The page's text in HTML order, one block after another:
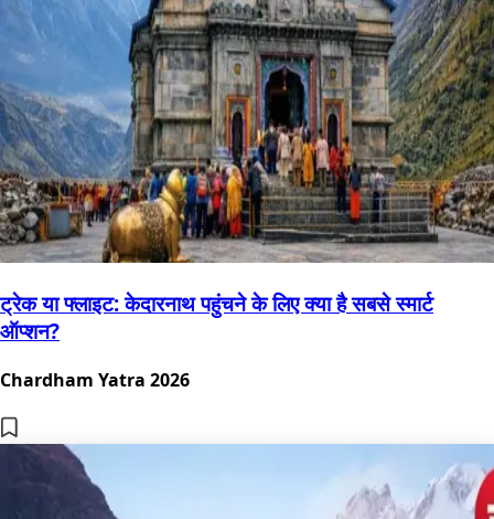
ट्रेक या फ्लाइट: केदारनाथ पहुंचने के लिए क्या है सबसे स्मार्ट
ऑप्शन?
Chardham Yatra 2026